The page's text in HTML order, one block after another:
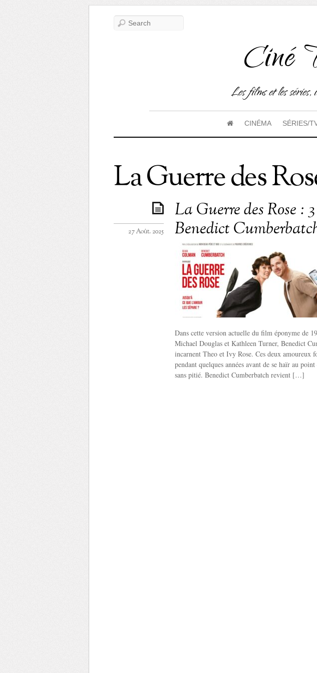
Ciné
Les films et les
CINÉMA SÉRIES/
La Guerre des
La Guerre des Rose :
Benedict
27 Août. 2025
Dans cette version actuelle du film éponyme de
Michael Douglas et Kathleen Turner, Benedict
incarnent Theo et Ivy Rose. Ces deux amoureux
pendant quelques années avant de se haïr au
sans pitié. Benedict Cumberbatch revient […]